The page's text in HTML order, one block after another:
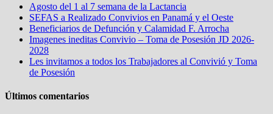
Agosto del 1 al 7 semana de la Lactancia
SEFAS a Realizado Convivios en Panamá y el Oeste
Beneficiarios de Defunción y Calamidad F. Arrocha
Imagenes ineditas Convivio – Toma de Posesión JD 2026-
2028
Les invitamos a todos los Trabajadores al Convivió y Toma
de Posesión
Últimos comentarios